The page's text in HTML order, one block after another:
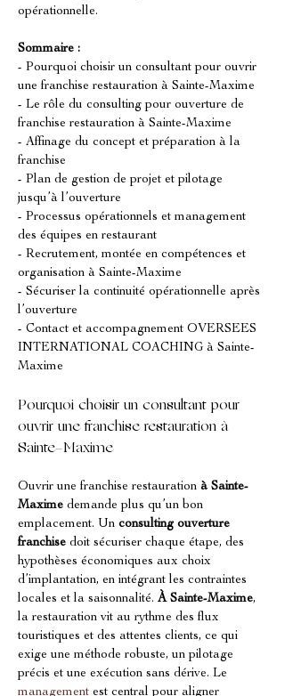
opérationnelle.
Sommaire :
- Pourquoi choisir un consultant pour ouvrir
une franchise restauration à Sainte-Maxime
- Le rôle du consulting pour ouverture de
franchise restauration à Sainte-Maxime
- Affinage du concept et préparation à la
franchise
- Plan de gestion de projet et pilotage
jusqu’à l’ouverture
- Processus opérationnels et management
des équipes en restaurant
- Recrutement, montée en compétences et
organisation à Sainte-Maxime
- Sécuriser la continuité opérationnelle après
l’ouverture
- Contact et accompagnement OVERSEES
INTERNATIONAL COACHING à Sainte-
Maxime
Pourquoi choisir un consultant pour
ouvrir une franchise restauration à
Sainte-Maxime
Ouvrir une franchise restauration à Sainte-
Maxime demande plus qu’un bon
emplacement. Un consulting ouverture
franchise doit sécuriser chaque étape, des
hypothèses économiques aux choix
d’implantation, en intégrant les contraintes
locales et la saisonnalité. À Sainte-Maxime,
la restauration vit au rythme des flux
touristiques et des attentes clients, ce qui
exige une méthode robuste, un pilotage
précis et une exécution sans dérive. Le
management est central pour aligner